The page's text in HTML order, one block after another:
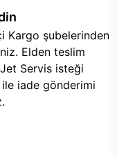
Kargo şubelerinden
Elden teslim
Servis isteği
ile iade gönderimi